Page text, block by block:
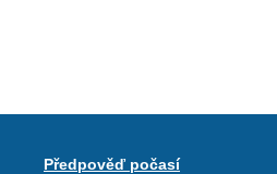
Předpověď počasí